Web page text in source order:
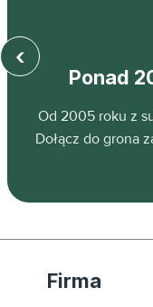
Ponad
Od 2005 roku z
Dołącz do grona
‹
Firma